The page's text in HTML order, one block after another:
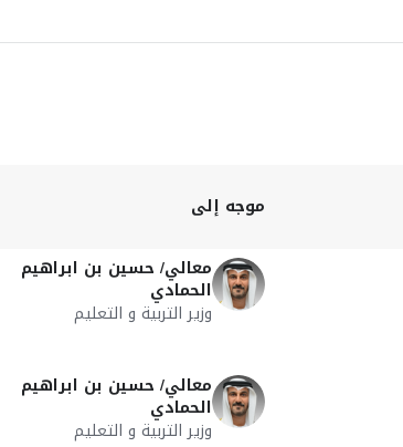
موجه إلى
معالي/ حسين بن ابراهيم
الحمادي
وزير التربية و التعليم
معالي/ حسين بن ابراهيم
الحمادي
وزير التربية و التعليم